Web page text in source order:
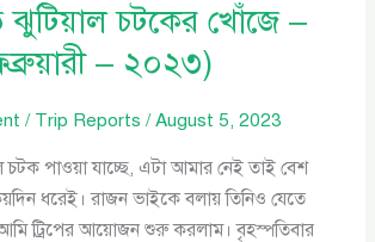
ঝুটিয়াল চটকের খোঁজে –
– ২০২৩)
/ Trip Reports /August 5, 2023
চটক পাওয়া যাচ্ছে, এটা আমার নেই তাই বেশ
ধরেই। রাজন ভাইকে বলায় তিনিও যেতে
ট্রিপের আয়োজন শুরু করলাম। বৃহস্পতিবার